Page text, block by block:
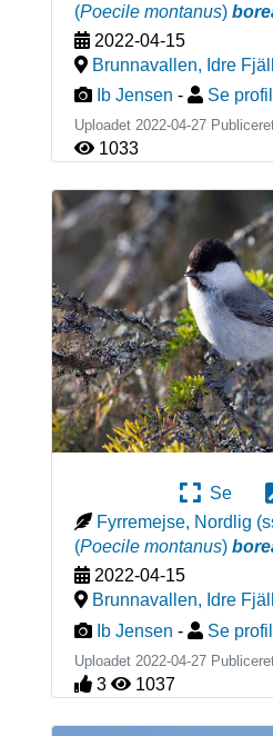
(Poecile montanus)
2022-04-15
Brunnavallen, Idre Fjäll
Ib Jensen - Se profil
Uploadet 2022-04-27
1033
Se
Fyrremejse, Nordlig
(Poecile montanus)
2022-04-15
Brunnavallen, Idre Fjäll
Ib Jensen - Se profil
Uploadet 2022-04-27
3 1037